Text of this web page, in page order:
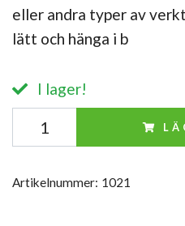
eller andra typer av
lätt och hänga i b
I lager!
Artikelnummer: 1021